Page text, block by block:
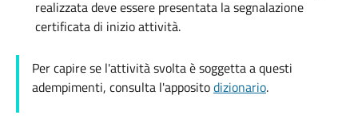
realizzata deve essere presentata la segnalazione
certificata di inizio attività.
Per capire se l'attività svolta è soggetta a questi
adempimenti, consulta l'appositodizionario.